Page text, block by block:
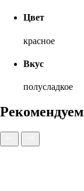
Цвет
красное
Вкус
полусладкое
Рекомендуем